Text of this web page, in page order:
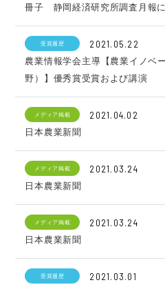
冊子 静岡経済研究所調査月報
受賞履歴 2021.05.22
農業情報学会主導【農業イノベ
野）】優秀賞受賞および講演
メディア掲載 2021.04.02
日本農業新聞
メディア掲載 2021.03.24
日本農業新聞
メディア掲載 2021.03.24
日本農業新聞
受賞履歴 2021.03.01